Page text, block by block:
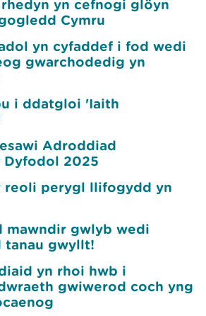
yn cefnogi glöyn
Cymru
yn cyfaddef i fod wedi
gwarchodedig yn
i ddatgloi 'Iaith
Adroddiad
Dyfodol 2025
reoli perygl llifogydd yn
mawndir gwlyb wedi
tanau gwyllt!
yn rhoi hwb i
gwiwerod coch yng